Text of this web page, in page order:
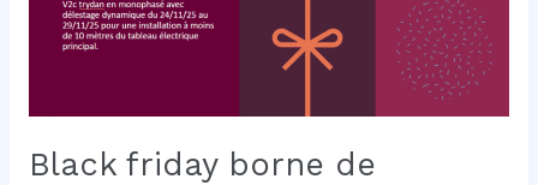
Black friday borne de